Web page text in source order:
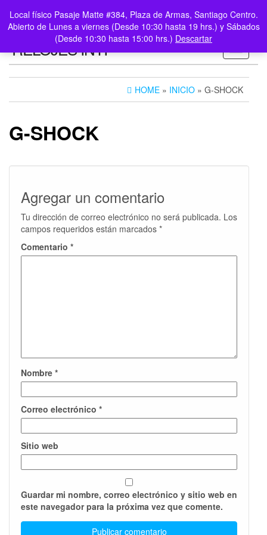
Local físico Pasaje Matte #384, Plaza de Armas, Santiago Centro.
Abierto de Lunes a viernes (Desde 10:30 hasta 19 hrs.) y Sábados
(Desde 10:30 hasta 15:00 hrs.) Descartar
LOGIN /
REGISTER
0
$0
Toggle
RELOJES INTI
HOME » INICIO » G-SHOCK
G-SHOCK
Agregar un comentario
Tu dirección de correo electrónico no será publicada. Los
campos requeridos están marcados *
Comentario *
Nombre *
Correo electrónico *
Sitio web
Guardar mi nombre, correo electrónico y sitio web en
este navegador para la próxima vez que comente.